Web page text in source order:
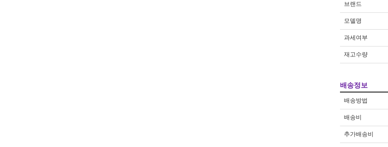
브랜드
모델명
과세여부
재고수량
배송정보
배송방법
배송비
추가배송비